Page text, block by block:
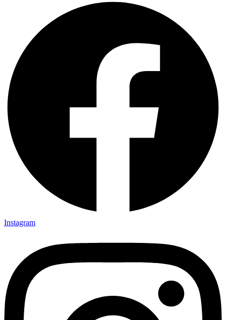
Instagram